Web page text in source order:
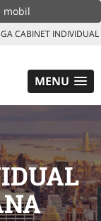
mobil
CABINET INDIVIDUAL
MENU